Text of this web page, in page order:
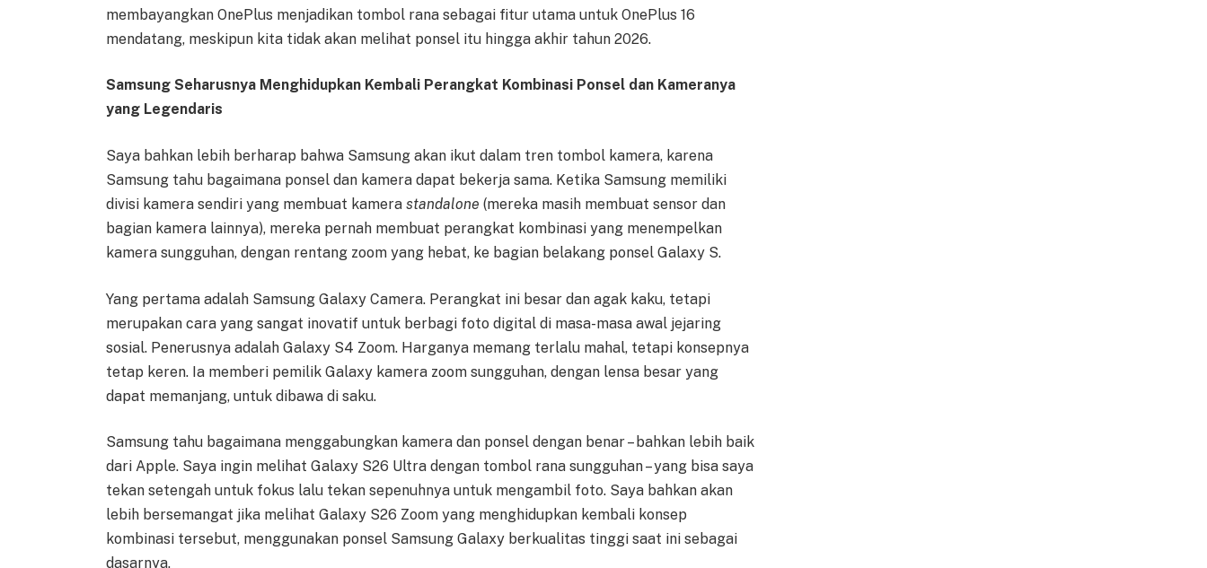
membayangkan OnePlus menjadikan tombol rana sebagai fitur utama untuk OnePlus 16
mendatang, meskipun kita tidak akan melihat ponsel itu hingga akhir tahun 2026.
Samsung Seharusnya Menghidupkan Kembali Perangkat Kombinasi Ponsel dan Kameranya
yang Legendaris
Saya bahkan lebih berharap bahwa Samsung akan ikut dalam tren tombol kamera, karena
Samsung tahu bagaimana ponsel dan kamera dapat bekerja sama. Ketika Samsung memiliki
divisi kamera sendiri yang membuat kamera standalone (mereka masih membuat sensor dan
bagian kamera lainnya), mereka pernah membuat perangkat kombinasi yang menempelkan
kamera sungguhan, dengan rentang zoom yang hebat, ke bagian belakang ponsel Galaxy S.
Yang pertama adalah Samsung Galaxy Camera. Perangkat ini besar dan agak kaku, tetapi
merupakan cara yang sangat inovatif untuk berbagi foto digital di masa-masa awal jejaring
sosial. Penerusnya adalah Galaxy S4 Zoom. Harganya memang terlalu mahal, tetapi konsepnya
tetap keren. Ia memberi pemilik Galaxy kamera zoom sungguhan, dengan lensa besar yang
dapat memanjang, untuk dibawa di saku.
Samsung tahu bagaimana menggabungkan kamera dan ponsel dengan benar – bahkan lebih baik
dari Apple. Saya ingin melihat Galaxy S26 Ultra dengan tombol rana sungguhan – yang bisa saya
tekan setengah untuk fokus lalu tekan sepenuhnya untuk mengambil foto. Saya bahkan akan
lebih bersemangat jika melihat Galaxy S26 Zoom yang menghidupkan kembali konsep
kombinasi tersebut, menggunakan ponsel Samsung Galaxy berkualitas tinggi saat ini sebagai
dasarnya.